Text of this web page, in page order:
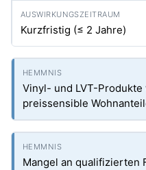
Kurzfristig (≤ 2 Jahre)
Vinyl- und LVT-Produkte
preissensible
Mangel an qualifizierten